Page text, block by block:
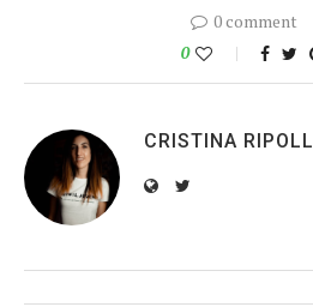
0 comment
0
CRISTINA RIPOLL